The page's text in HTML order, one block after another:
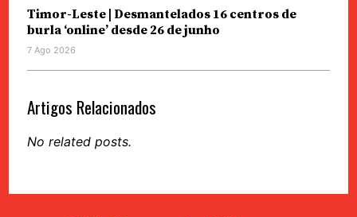
Timor-Leste | Desmantelados 16 centros de
burla ‘online’ desde 26 de junho
7 Ago 2026
Artigos Relacionados
No related posts.